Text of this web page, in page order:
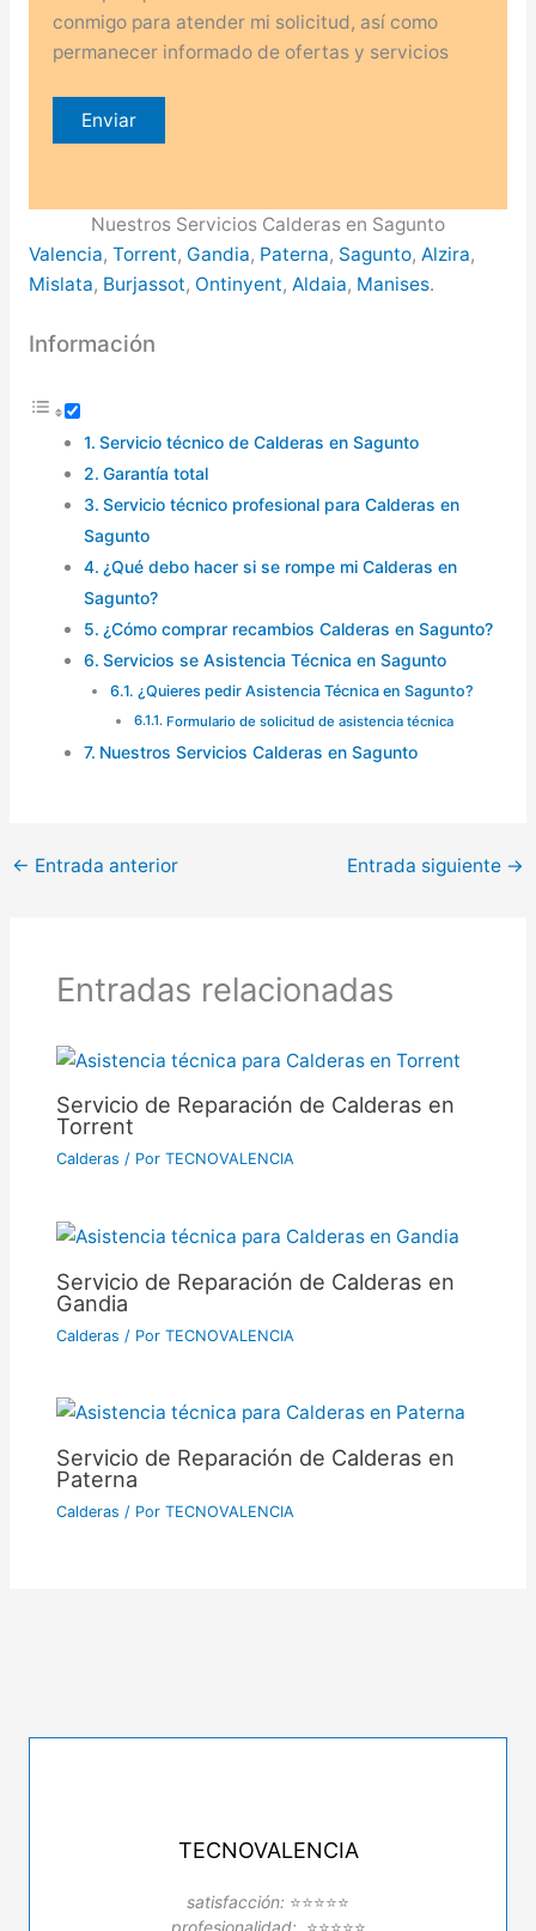
conmigo para atender mi solicitud, así como
permanecer informado de ofertas y servicios
Nuestros Servicios Calderas en Sagunto
Valencia, Torrent, Gandia, Paterna, Sagunto, Alzira,
Mislata, Burjassot, Ontinyent, Aldaia, Manises.
Información
Servicio técnico de Calderas en Sagunto
Garantía total
Servicio técnico profesional para Calderas en
Sagunto
¿Qué debo hacer si se rompe mi Calderas en
Sagunto?
¿Cómo comprar recambios Calderas en Sagunto?
Servicios se Asistencia Técnica en Sagunto
¿Quieres pedir Asistencia Técnica en Sagunto?
Formulario de solicitud de asistencia técnica
Nuestros Servicios Calderas en Sagunto
← Entrada anterior Entrada siguiente →
Entradas relacionadas
Servicio de Reparación de Calderas en
Torrent
Calderas / PorTECNOVALENCIA
Servicio de Reparación de Calderas en
Gandia
Calderas / PorTECNOVALENCIA
Servicio de Reparación de Calderas en
Paterna
Calderas / PorTECNOVALENCIA
TECNOVALENCIA
satisfacción: ⭐⭐⭐⭐⭐